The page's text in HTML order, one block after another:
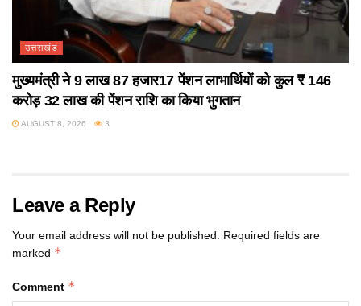
उत्तराखंड
मुख्यमंत्री ने 9 लाख 87 हजार17 पेंशन लाभार्थियों को कुल ₹ 146
करोड़ 32 लाख की पेंशन राशि का किया भुगतान
AUGUST 8, 2026 3
Leave a Reply
Your email address will not be published. Required fields are
marked *
Comment *